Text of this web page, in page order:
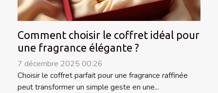
Comment choisir le coffret idéal pour
une fragrance élégante ?
7 décembre 2025 00:26
Choisir le coffret parfait pour une fragrance raffinée
peut transformer un simple geste en une...